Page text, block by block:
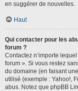
en suggérer de nouvelles.
Haut
Qui contacter pour les
forum ?
Contactez n’importe
forum ». Si vous restez
du domaine (en faisant une
utilisé (exemple : Yahoo!,
abus. Notez que phpBB